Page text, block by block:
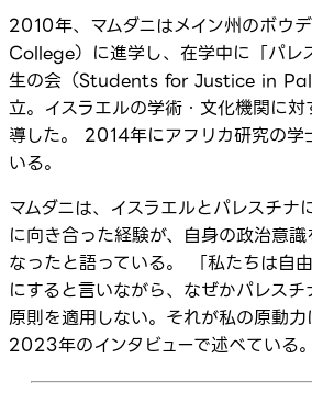
2010年、マムダニはメイン州のボウ
College）に進学し、在学中に「パレ
生の会（Students for Justice in
立。イスラエルの学術・文化機関に
導した。 2014年にアフリカ研究の学
いる。
マムダニは、イスラエルとパレスチナ
に向き合った経験が、自身の政治意
なったと語っている。 「私たちは自
にすると言いながら、なぜかパレス
原則を適用しない。それが私の原動力
2023年のインタビューで述べている。